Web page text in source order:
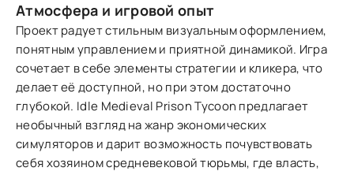
Атмосфера и игровой опыт
Проект радует стильным визуальным оформлением,
понятным управлением и приятной динамикой. Игра
сочетает в себе элементы стратегии и кликера, что
делает её доступной, но при этом достаточно
глубокой. Idle Medieval Prison Tycoon предлагает
необычный взгляд на жанр экономических
симуляторов и дарит возможность почувствовать
себя хозяином средневековой тюрьмы, где власть,